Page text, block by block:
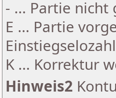
- ... Partie nicht
E ... Partie
K ... Korrektur
Hinweis2